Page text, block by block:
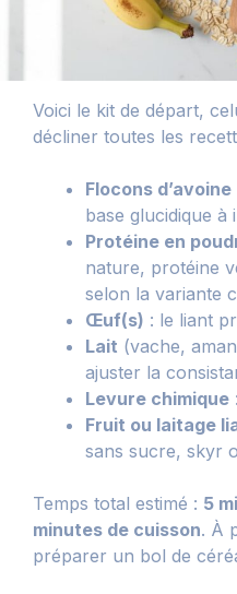
Voici le kit de départ,
décliner toutes les
Flocons d’avoine
base glucidique à
Protéine en
nature, protéine
selon la variante
Œuf(s) : le liant
Lait (vache,
ajuster la
Levure chimique
Fruit ou laitage
sans sucre, skyr
Temps total estimé : 5
minutes de cuisson. À
préparer un bol de